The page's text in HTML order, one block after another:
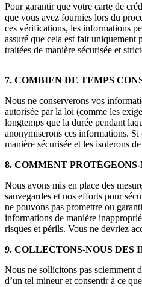
Pour garantir que votre carte de
que vous avez fournies lors du
ces vérifications, les informations
assuré que cela est fait
traitées de manière sécurisée et
7. COMBIEN DE TEMPS
Nous ne conserverons vos
autorisée par la loi (comme les
longtemps que la durée pendant
anonymiserons ces informations. Si
manière sécurisée et les isolerons
8. COMMENT
Nous avons mis en place des
sauvegardes et nos efforts pour
ne pouvons pas promettre ou
informations de manière
risques et périls. Vous ne devriez
9. COLLECTONS-NOUS DES
Nous ne sollicitons pas sciemment
d’un tel mineur et consentir à ce